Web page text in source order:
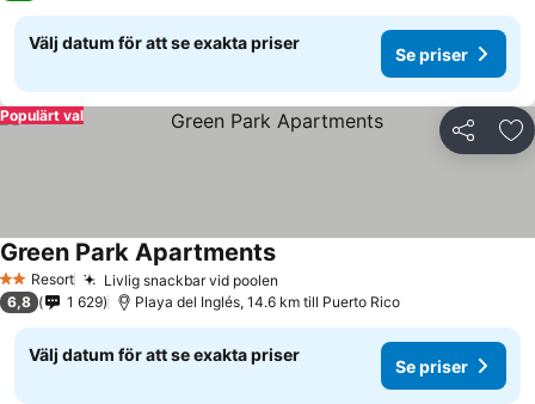
Välj datum för att se exakta priser
Se priser
Dela
Populärt val
2 Stjärnor
Resort Livlig snackbar vid poolen
Green Park Apartments
6,8 1 629 Playa del Inglés, 14.6 km till Puerto Rico
Välj datum för att se exakta priser
Se priser